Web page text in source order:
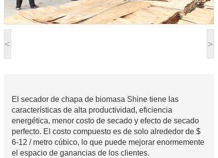
< >
El secador de chapa de biomasa Shine tiene las
características de alta productividad, eficiencia
energética, menor costo de secado y efecto de secado
perfecto. El costo compuesto es de solo alrededor de $
6-12 / metro cúbico, lo que puede mejorar enormemente
el espacio de ganancias de los clientes.